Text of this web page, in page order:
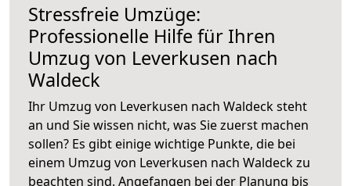
Stressfreie Umzüge:
Professionelle Hilfe für Ihren
Umzug von Leverkusen nach
Waldeck
Ihr Umzug von Leverkusen nach Waldeck steht
an und Sie wissen nicht, was Sie zuerst machen
sollen? Es gibt einige wichtige Punkte, die bei
einem Umzug von Leverkusen nach Waldeck zu
beachten sind. Angefangen bei der Planung bis